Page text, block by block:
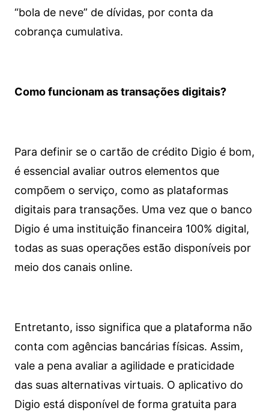
“bola de neve” de dívidas, por conta da
cobrança cumulativa.
Como funcionam as transações digitais?
Para definir se o cartão de crédito Digio é bom,
é essencial avaliar outros elementos que
compõem o serviço, como as plataformas
digitais para transações. Uma vez que o banco
Digio é uma instituição financeira 100% digital,
todas as suas operações estão disponíveis por
meio dos canais online.
Entretanto, isso significa que a plataforma não
conta com agências bancárias físicas. Assim,
vale a pena avaliar a agilidade e praticidade
das suas alternativas virtuais. O aplicativo do
Digio está disponível de forma gratuita para